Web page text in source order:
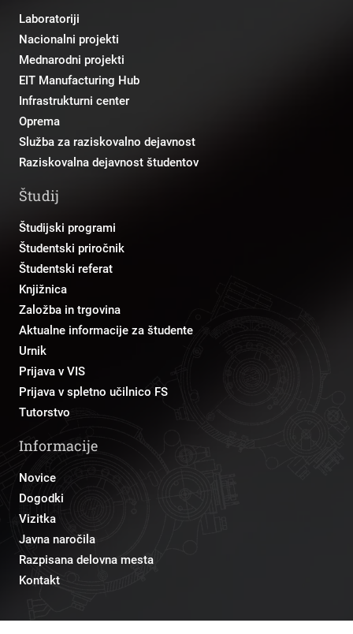
Laboratoriji
Nacionalni projekti
Mednarodni projekti
EIT Manufacturing Hub
Infrastrukturni center
Oprema
Služba za raziskovalno dejavnost
Raziskovalna dejavnost študentov
Študij
Študijski programi
Študentski priročnik
Študentski referat
Knjižnica
Založba in trgovina
Aktualne informacije za študente
Urnik
Prijava v VIS
Prijava v spletno učilnico FS
Tutorstvo
Informacije
Novice
Dogodki
Vizitka
Javna naročila
Razpisana delovna mesta
Kontakt